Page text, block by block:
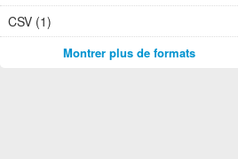
CSV (1)
Montrer plus de formats